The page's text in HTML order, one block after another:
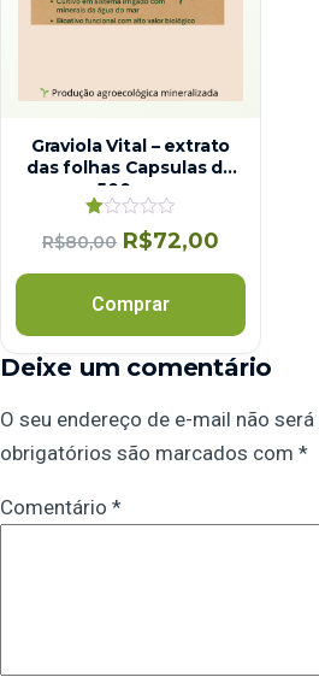
Graviola Vital – extrato
das folhas Capsulas de
500 mg
Avaliação
1.00
5
R$80,00 R$72,00
Comprar
Deixe um comentário
O seu endereço de e-mail não
obrigatórios são marcados com *
Comentário *